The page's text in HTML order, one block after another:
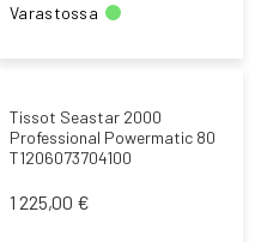
Varastossa
Tissot Seastar 2000
Professional Powermatic 80
T1206073704100
1 225,00 €